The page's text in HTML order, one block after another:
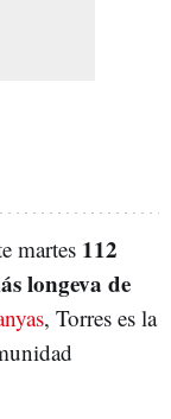
martes 112
longeva de
, Torres es la